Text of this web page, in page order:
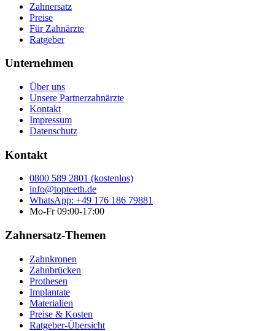
Zahnersatz
Preise
Für Zahnärzte
Ratgeber
Unternehmen
Über uns
Unsere Partnerzahnärzte
Kontakt
Impressum
Datenschutz
Kontakt
0800 589 2801 (kostenlos)
info@topteeth.de
WhatsApp: +49 176 186 79881
Mo-Fr 09:00-17:00
Zahnersatz-Themen
Zahnkronen
Zahnbrücken
Prothesen
Implantate
Materialien
Preise & Kosten
Ratgeber-Übersicht